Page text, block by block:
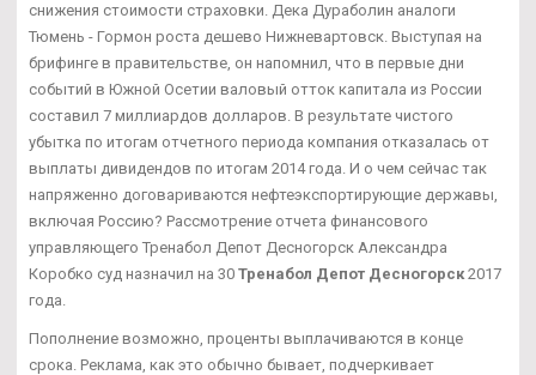
снижения стоимости страховки. Дека Дураболин аналоги
Тюмень - Гормон роста дешево Нижневартовск. Выступая на
брифинге в правительстве, он напомнил, что в первые дни
событий в Южной Осетии валовый отток капитала из России
составил 7 миллиардов долларов. В результате чистого
убытка по итогам отчетного периода компания отказалась от
выплаты дивидендов по итогам 2014 года. И о чем сейчас так
напряженно договариваются нефтеэкспортирующие державы,
включая Россию? Рассмотрение отчета финансового
управляющего Тренабол Депот Десногорск Александра
Коробко суд назначил на 30 Тренабол Депот Десногорск2017
года.
Пополнение возможно, проценты выплачиваются в конце
срока. Реклама, как это обычно бывает, подчеркивает